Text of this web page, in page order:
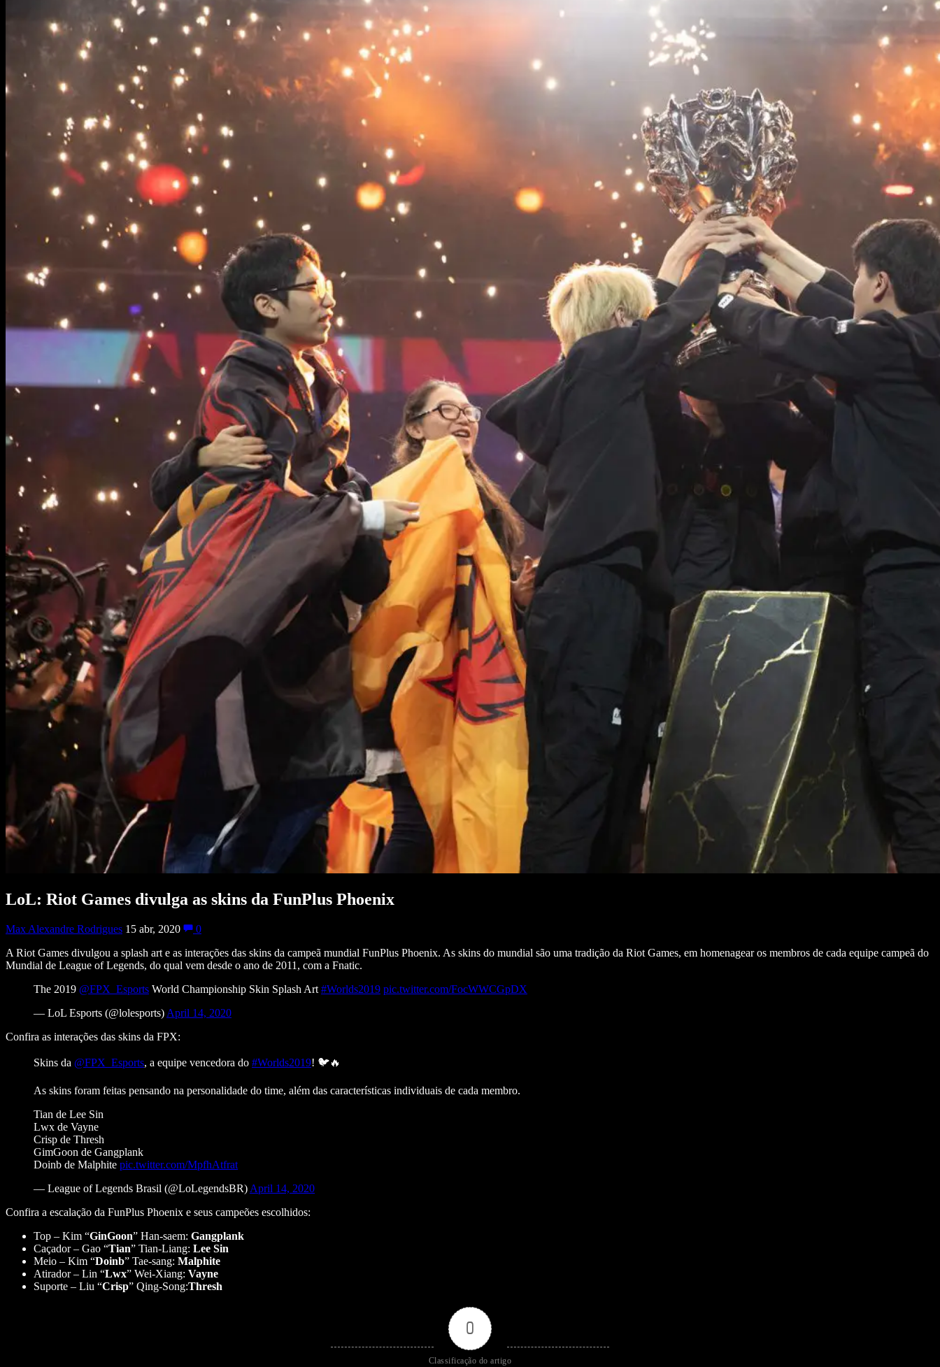
LoL: Riot Games divulga as skins da FunPlus Phoenix
Max Alexandre Rodrigues 15 abr, 2020
0
A Riot Games divulgou a splash art e as interações das skins da campeã mundial FunPlus Phoenix. As skins do mundial são uma tradição da Riot Games, em homenagear os membros de cada equipe campeã do
Mundial de League of Legends, do qual vem desde o ano de 2011, com a Fnatic.
The 2019 @FPX_Esports World Championship Skin Splash Art #Worlds2019 pic.twitter.com/FocWWCGpDX
— LoL Esports (@lolesports) April 14, 2020
Confira as interações das skins da FPX:
Skins da @FPX_Esports, a equipe vencedora do #Worlds2019! 🐦🔥
As skins foram feitas pensando na personalidade do time, além das características individuais de cada membro.
Tian de Lee Sin
Lwx de Vayne
Crisp de Thresh
GimGoon de Gangplank
Doinb de Malphite pic.twitter.com/MpfhAtfrat
— League of Legends Brasil (@LoLegendsBR) April 14, 2020
Confira a escalação da FunPlus Phoenix e seus campeões escolhidos:
Top – Kim “GinGoon” Han-saem: Gangplank
Caçador – Gao “Tian” Tian-Liang: Lee Sin
Meio – Kim “Doinb” Tae-sang: Malphite
Atirador – Lin “Lwx” Wei-Xiang: Vayne
Suporte – Liu “Crisp” Qing-Song:Thresh
0
Classificação do artigo